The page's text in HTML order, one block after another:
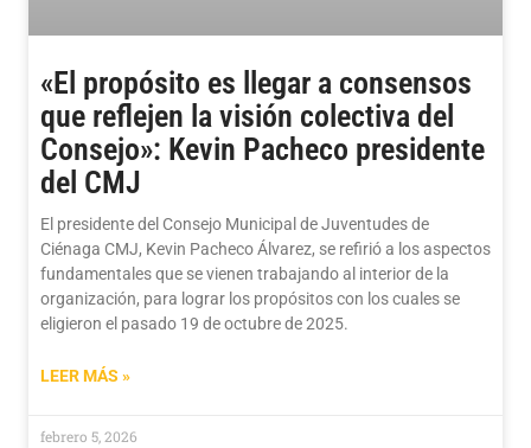
«El propósito es llegar a consensos
que reflejen la visión colectiva del
Consejo»: Kevin Pacheco presidente
del CMJ
El presidente del Consejo Municipal de Juventudes de
Ciénaga CMJ, Kevin Pacheco Álvarez, se refirió a los aspectos
fundamentales que se vienen trabajando al interior de la
organización, para lograr los propósitos con los cuales se
eligieron el pasado 19 de octubre de 2025.
LEER MÁS »
febrero 5, 2026